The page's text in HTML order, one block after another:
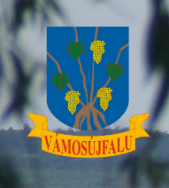
Skip
to
Content